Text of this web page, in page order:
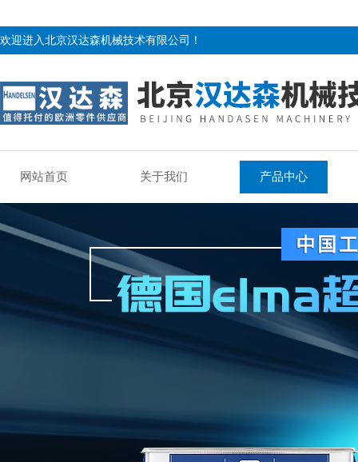
欢迎进入北京汉达森机械技术有限公司！
网站首页 关于我们 产品中心